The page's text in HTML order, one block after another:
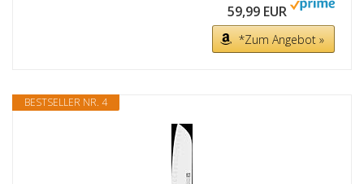
59,99 EUR
*Zum Angebot »
BESTSELLER NR. 4